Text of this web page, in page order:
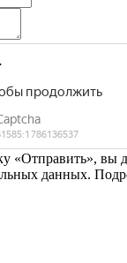
«Отправить», вы
данных.